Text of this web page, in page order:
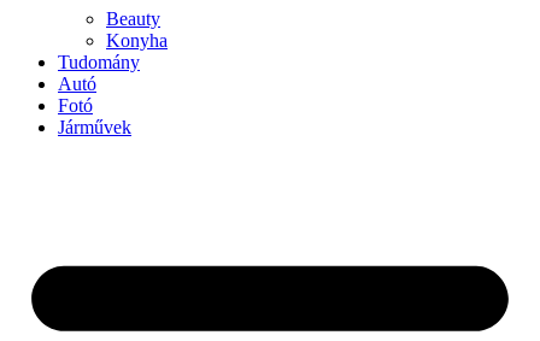
Beauty
Konyha
Tudomány
Autó
Fotó
Járművek